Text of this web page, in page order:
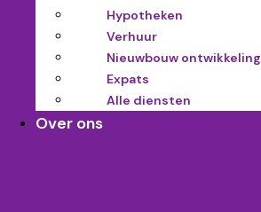
Hypotheken
Verhuur
Nieuwbouw ontwikkeling
Expats
Alle diensten
Over ons